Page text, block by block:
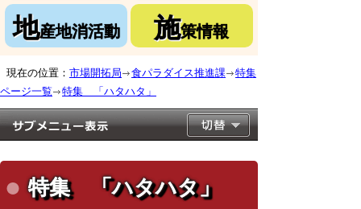
地産地消活動 施策情報
現在の位置： 市場開拓局 食パラダイス推進課
特集
ページ一覧
特集 「ハタハタ」
特集 「ハタハタ」